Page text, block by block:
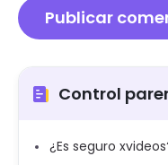
Control
¿Es seguro